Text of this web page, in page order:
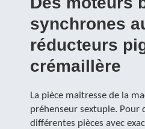
synchrones
réducteurs
crémaillère
La pièce maîtresse de la
préhenseur sextuple. Pour
différentes pièces avec